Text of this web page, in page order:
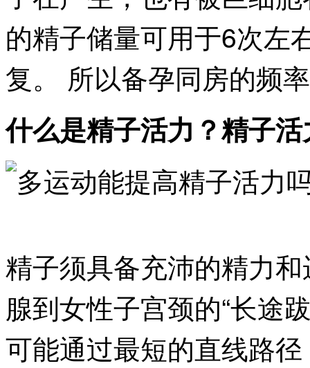
的精子储量可用于6次左
复。 所以备孕同房的频
什么是精子活力？精子
精子须具备充沛的精力
腺到女性子宫颈的“长途
可能通过最短的直线路